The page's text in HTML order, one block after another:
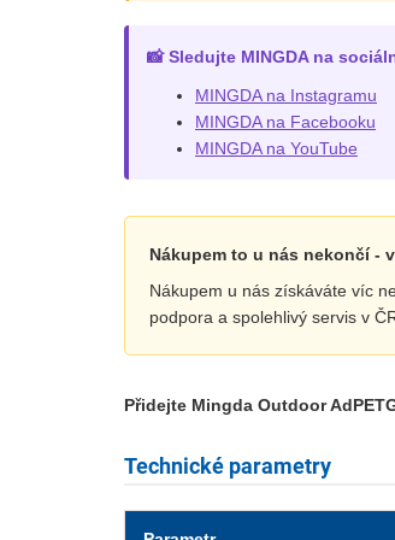
📸 Sledujte MINGDA na
MINGDA na Instagramu
MINGDA na Facebooku
MINGDA na YouTube
Nákupem to u nás nekončí -
Nákupem u nás získáváte víc
podpora a spolehlivý servis v
Přidejte Mingda Outdoor
Technické parametry